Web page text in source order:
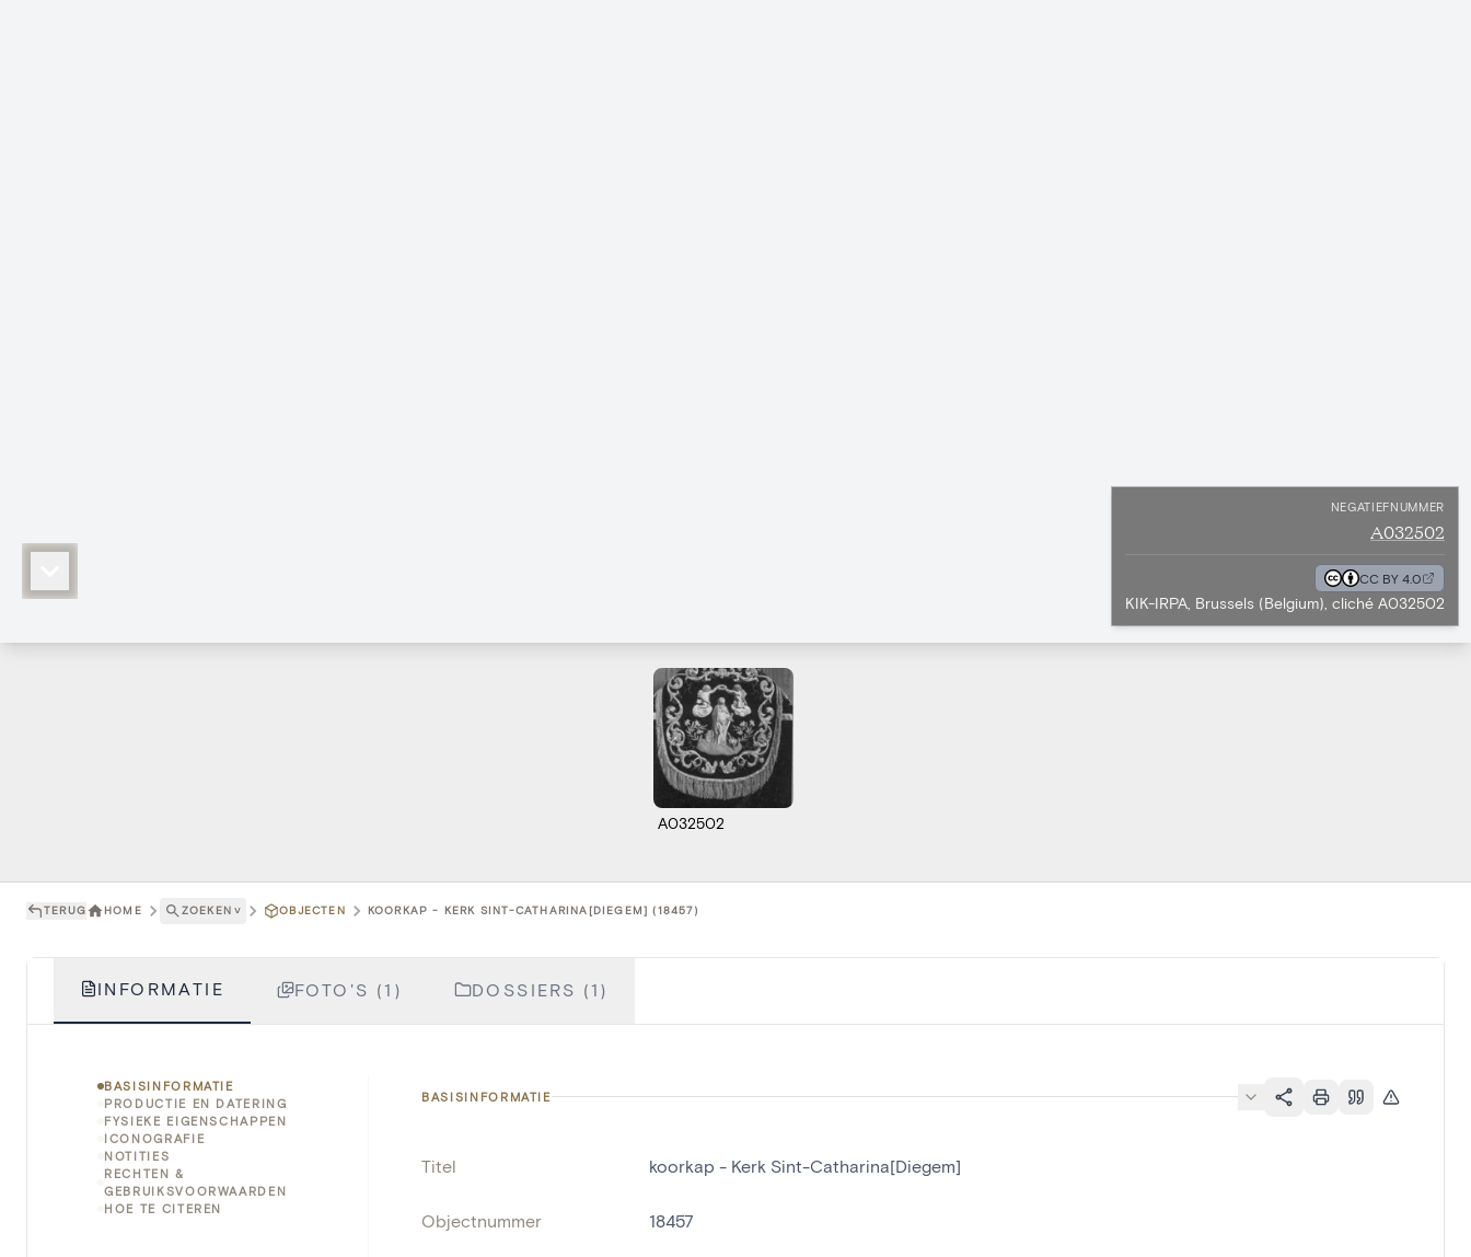
NEGATIEFNUMMER
A032502
CC BY 4.0
KIK-IRPA, Brussels (Belgium), cliché A032502
A032502
TERUG HOME ZOEKEN ˅ OBJECTEN KOORKAP - KERK SINT-CATHARINA[DIEGEM] (18457)
INFORMATIE FOTO'S (1) DOSSIERS (1)
BASISINFORMATIE
PRODUCTIE EN DATERING
FYSIEKE EIGENSCHAPPEN
ICONOGRAFIE
NOTITIES
RECHTEN &
GEBRUIKSVOORWAARDEN
HOE TE CITEREN
BASISINFORMATIE
Titel koorkap - Kerk Sint-Catharina[Diegem]
Objectnummer 18457